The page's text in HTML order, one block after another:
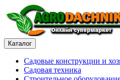
Каталог
Садовые конструкции и
Садовая техника